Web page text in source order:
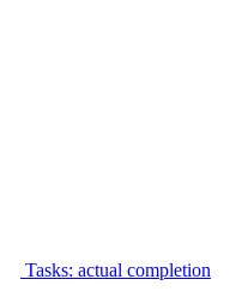
Tasks: actual completion